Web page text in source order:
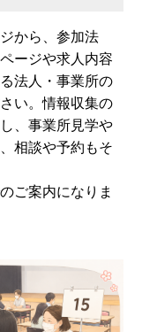
から、参加法
ージや求人内容
法人・事業所の
い。情報収集の
、事業所見学や
相談や予約もそ
ご案内になりま